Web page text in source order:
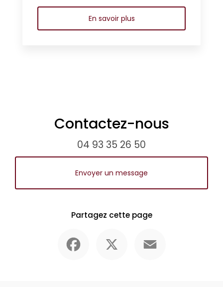
En savoir plus
Contactez-nous
04 93 35 26 50
Envoyer un message
Partagez cette page